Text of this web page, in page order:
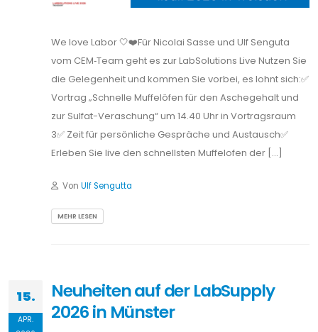
We love Labor 🤍❤️Für Nicolai Sasse und Ulf Senguta
vom CEM‑Team geht es zur LabSolutions Live Nutzen Sie
die Gelegenheit und kommen Sie vorbei, es lohnt sich:✅
Vortrag „Schnelle Muffelöfen für den Aschegehalt und
zur Sulfat-Veraschung“ um 14.40 Uhr in Vortragsraum
3✅ Zeit für persönliche Gespräche und Austausch✅
Erleben Sie live den schnellsten Muffelofen der […]
Von Ulf Sengutta
MEHR LESEN
15.
APR.
Neuheiten auf der LabSupply
2026 in Münster